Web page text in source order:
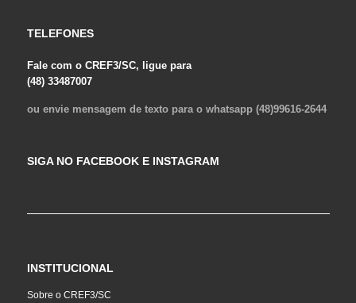
TELEFONES
Fale com o CREF3/SC, ligue para
(48) 33487007
ou envie mensagem de texto para o whatsapp (48)99616-2644
SIGA NO FACEBOOK E INSTAGRAM
INSTITUCIONAL
Sobre o CREF3/SC